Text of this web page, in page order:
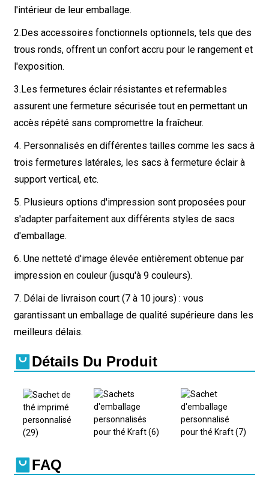
l'intérieur de leur emballage.
2. Des accessoires fonctionnels optionnels, tels que des
trous ronds, offrent un confort accru pour le rangement et
l'exposition.
3. Les fermetures éclair résistantes et refermables
assurent une fermeture sécurisée tout en permettant un
accès répété sans compromettre la fraîcheur.
4. Personnalisés en différentes tailles comme les sacs à
trois fermetures latérales, les sacs à fermeture éclair à
support vertical, etc.
5. Plusieurs options d'impression sont proposées pour
s'adapter parfaitement aux différents styles de sacs
d'emballage.
6. Une netteté d'image élevée entièrement obtenue par
impression en couleur (jusqu'à 9 couleurs).
7. Délai de livraison court (7 à 10 jours) : vous
garantissant un emballage de qualité supérieure dans les
meilleurs délais.
Détails Du Produit
FAQ